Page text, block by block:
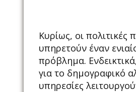
Κυρίως, οι
υπηρετούν έναν
πρόβλημα.
για το δημογραφικό
υπηρεσίες